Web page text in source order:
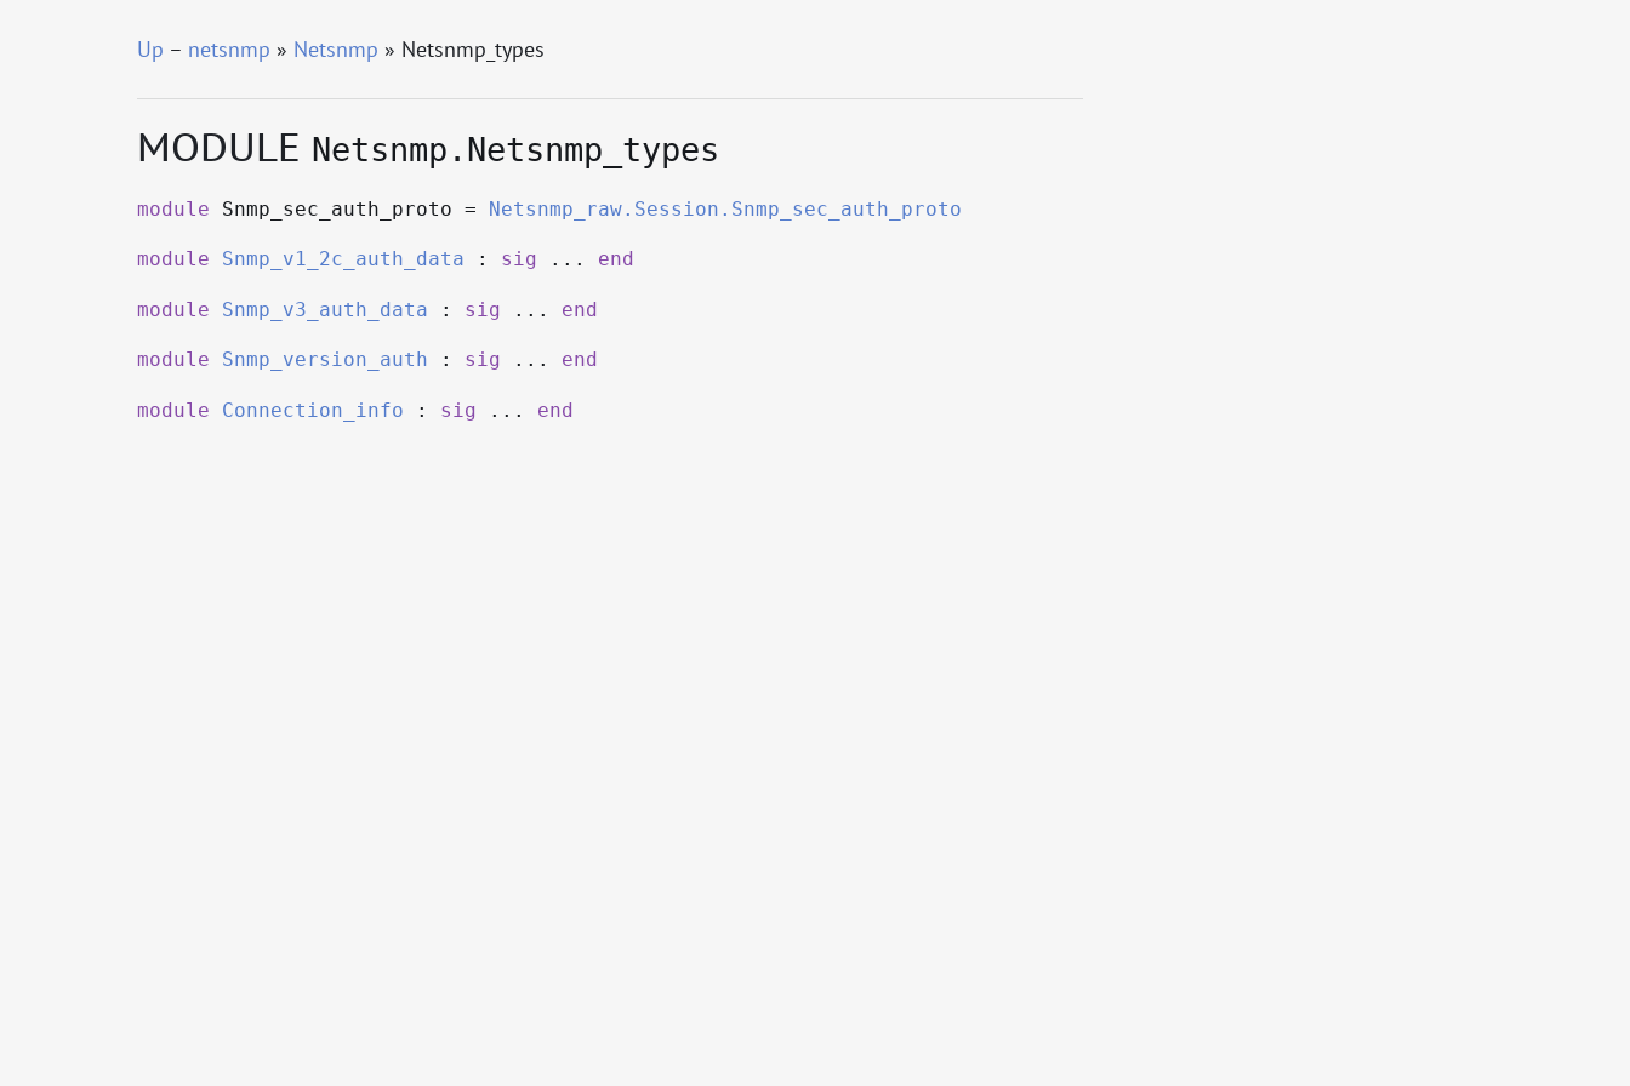
Up – netsnmp » Netsnmp » Netsnmp_types
MODULE Netsnmp.Netsnmp_types
module Snmp_sec_auth_proto = Netsnmp_raw.Session.Snmp_sec_auth_proto
module Snmp_v1_2c_auth_data : sig ... end
module Snmp_v3_auth_data : sig ... end
module Snmp_version_auth : sig ... end
module Connection_info : sig ... end